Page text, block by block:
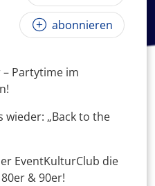
abonnieren
– Partytime im
wieder: „Back to the
EventKulturClub die
& 90er!